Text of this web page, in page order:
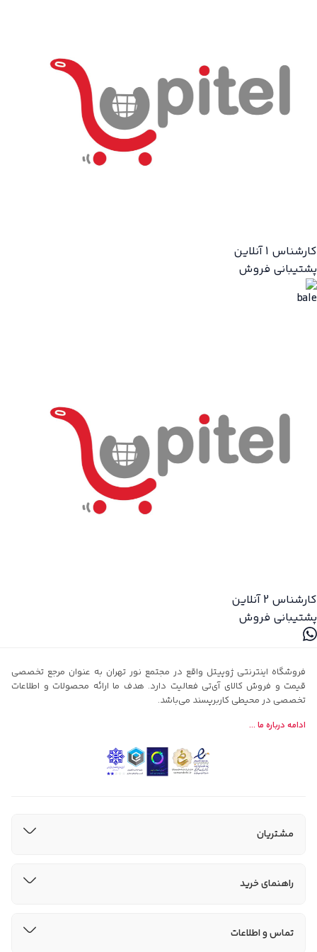
کارشناس 1 آنلاین
پشتیبانی فروش
کارشناس 2
آنلاین
پشتیبانی فروش
فروشگاه اینترنتی ژوپیتل واقع در مجتمع نور تهران به عنوان مرجع تخصصی
قیمت و فروش کالای آی‌تی فعالیت دارد. هدف ما ارائه محصولات و اطلاعات
تخصصی در محیطی کاربرپسند می‌باشد.
ادامه درباره ما ...
مشتریان
راهنمای خرید
تماس و اطلاعات